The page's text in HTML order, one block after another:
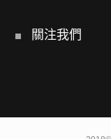
關注我們